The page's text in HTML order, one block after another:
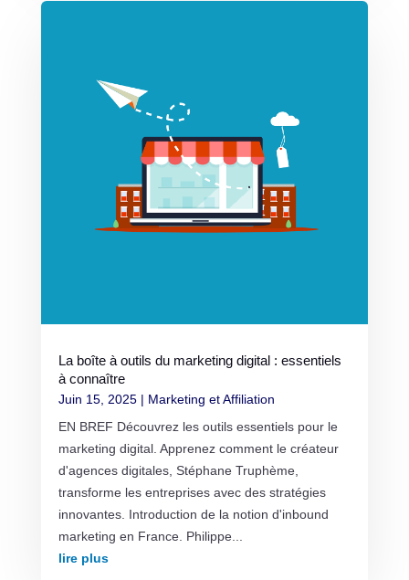
La boîte à outils du marketing digital : essentiels
à connaître
Juin 15, 2025| Marketing et Affiliation
EN BREF Découvrez les outils essentiels pour le
marketing digital. Apprenez comment le créateur
d'agences digitales, Stéphane Truphème,
transforme les entreprises avec des stratégies
innovantes. Introduction de la notion d'inbound
marketing en France. Philippe...
lire plus